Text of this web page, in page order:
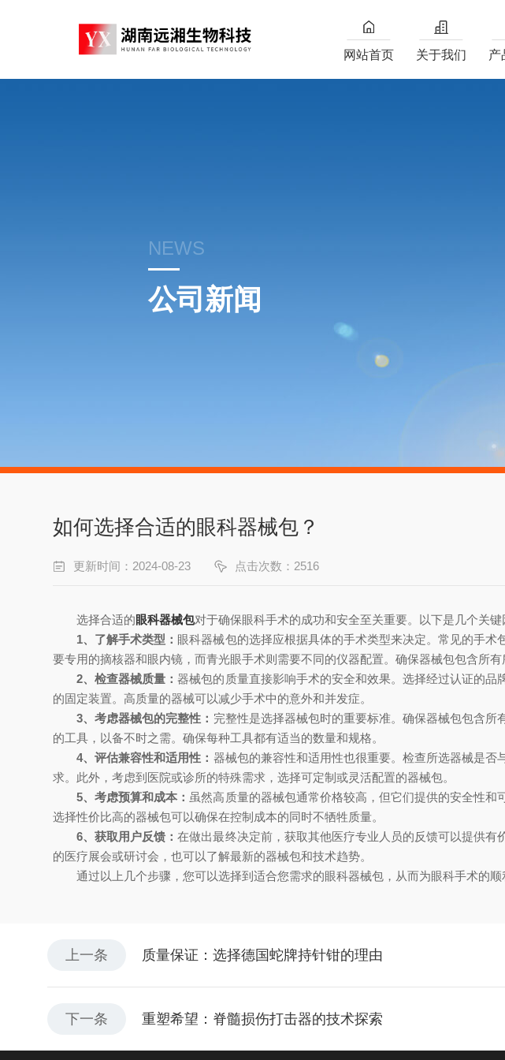
网站首页 关于我们 产
NEWS
公司新闻
如何选择合适的眼科器械包？
更新时间：2024-08-23 点击次数：2516
选择合适的眼科器械包对于确保眼科手术的成功和安全至关重要。以下是几个关键
1、了解手术类型： 眼科器械包的选择应根据具体的手术类型来决定。常见的手
要专用的摘核器和眼内镜，而青光眼手术则需要不同的仪器配置。确保器械包包含所有
2、检查器械质量：器械包的质量直接影响手术的安全和效果。选择经过认证的
的固定装置。高质量的器械可以减少手术中的意外和并发症。
3、考虑器械包的完整性： 完整性是选择器械包时的重要标准。确保器械包包含
的工具，以备不时之需。确保每种工具都有适当的数量和规格。
4、评估兼容性和适用性： 器械包的兼容性和适用性也很重要。检查所选器械是
求。此外，考虑到医院或诊所的特殊需求，选择可定制或灵活配置的器械包。
5、考虑预算和成本： 虽然高质量的器械包通常价格较高，但它们提供的安全性和
选择性价比高的器械包可以确保在控制成本的同时不牺牲质量。
6、获取用户反馈：在做出最终决定前，获取其他医疗专业人员的反馈可以提供
的医疗展会或研讨会，也可以了解最新的器械包和技术趋势。
通过以上几个步骤，您可以选择到适合您需求的眼科器械包，从而为眼科手术的顺
上一条 质量保证：选择德国蛇牌持针钳的理由
下一条 重塑希望：脊髓损伤打击器的技术探索